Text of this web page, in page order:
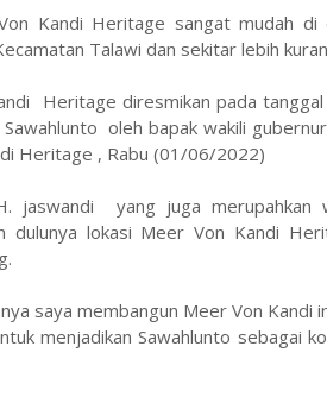
Kandi Heritage sangat mudah
Talawi dan sekitar lebih
Heritage diresmikan pada
oleh bapak wakili
Heritage , Rabu (01/06/2022)
jaswandi yang juga merupahkan
dulunya lokasi Meer Von Kandi
saya membangun Meer Von Kandi
menjadikan Sawahlunto sebagai